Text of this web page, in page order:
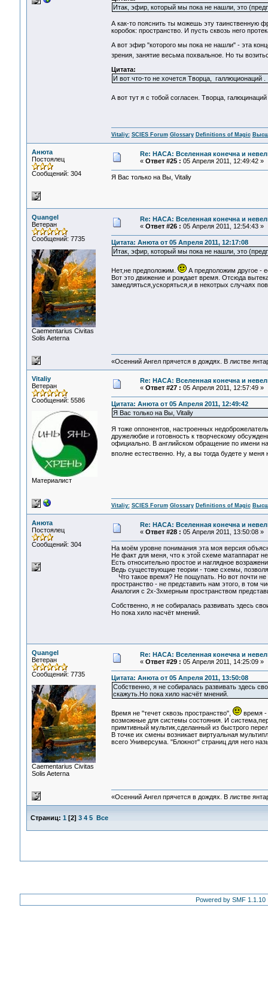
Итак, эфир, который мы пока не нашли, это
А как-то пояснить ты можешь эту таинственную
коробок: пространство. И пусть сквозь него
А вот эфир "которого мы пока не нашли" - эта
зрения, занятие весьма похвальное. Но ты
Цитата:
И вот что-то не хочется Творца, галлюционаций .
А вот тут я с тобой согласен. Творца,
Vitaliy: SCIES Forum Glossary Definitions of Magic
Анюта
Постоялец
Сообщений: 304
Re: НАСА: Вселенная конечна и
« Ответ #25 : 05 Апреля 2011, 12:49:42 »
Я Вас только на Вы, Vitaliy
Quangel
Ветеран
Сообщений: 7735
Сaementarius Civitas
Solis Aeterna
Re: НАСА: Вселенная конечна и
« Ответ #26 : 05 Апреля 2011, 12:54:43 »
Цитата: Анюта от 05 Апреля 2011, 12:17:08
Итак, эфир, который мы пока не нашли, это
Нет,не предположим.
А предположим другое -
Вот это движение и рождает время. Отсюда
замедляться,ускоряться,и в некотрых случаях
«Осенний Ангел прячется в дождях. В листве
Vitaliy
Ветеран
Сообщений: 5586
Материалист
Re: НАСА: Вселенная конечна и
« Ответ #27 : 05 Апреля 2011, 12:57:49 »
Цитата: Анюта от 05 Апреля 2011, 12:49:42
Я Вас только на Вы, Vitaliy
Я тоже оппонентов, настроенных
дружелюбие и готовность к творческому
официально. В английском обращение по имени
вполне естественно. Ну, а вы тогда будете у
Vitaliy: SCIES Forum Glossary Definitions of Magic
Анюта
Постоялец
Сообщений: 304
Re: НАСА: Вселенная конечна и
« Ответ #28 : 05 Апреля 2011, 13:50:08 »
На моём уровне понимания эта моя версия
Не факт для меня, что к этой схеме матаппарат
Есть относительно простое и наглядное
Ведь существующие теории - тоже схемы,
Что такое время? Не пощупать. Но вот почти
пространство - не представить нам этого, в том
Аналогия с 2х-3хмерным пространством
Собственно, я не собиралась развивать здесь
Но пока хило насчёт мнений.
Quangel
Ветеран
Сообщений: 7735
Сaementarius Civitas
Solis Aeterna
Re: НАСА: Вселенная конечна и
« Ответ #29 : 05 Апреля 2011, 14:25:09 »
Цитата: Анюта от 05 Апреля 2011, 13:50:08
Собственно, я не собиралась развивать здесь
скажуть.Но пока хило насчёт мнений.
Время не "течет сквозь пространство",
время -
возможные для системы состояния. И
примтивный мультик,сделанный из быстрого
В точке их смены возникает виртуальная
всего Универсума. "Блокнот" страниц для него
«Осенний Ангел прячется в дождях. В листве
Страниц: 1 [2] 3 4 5 Все
Powered by SMF 1.1.10